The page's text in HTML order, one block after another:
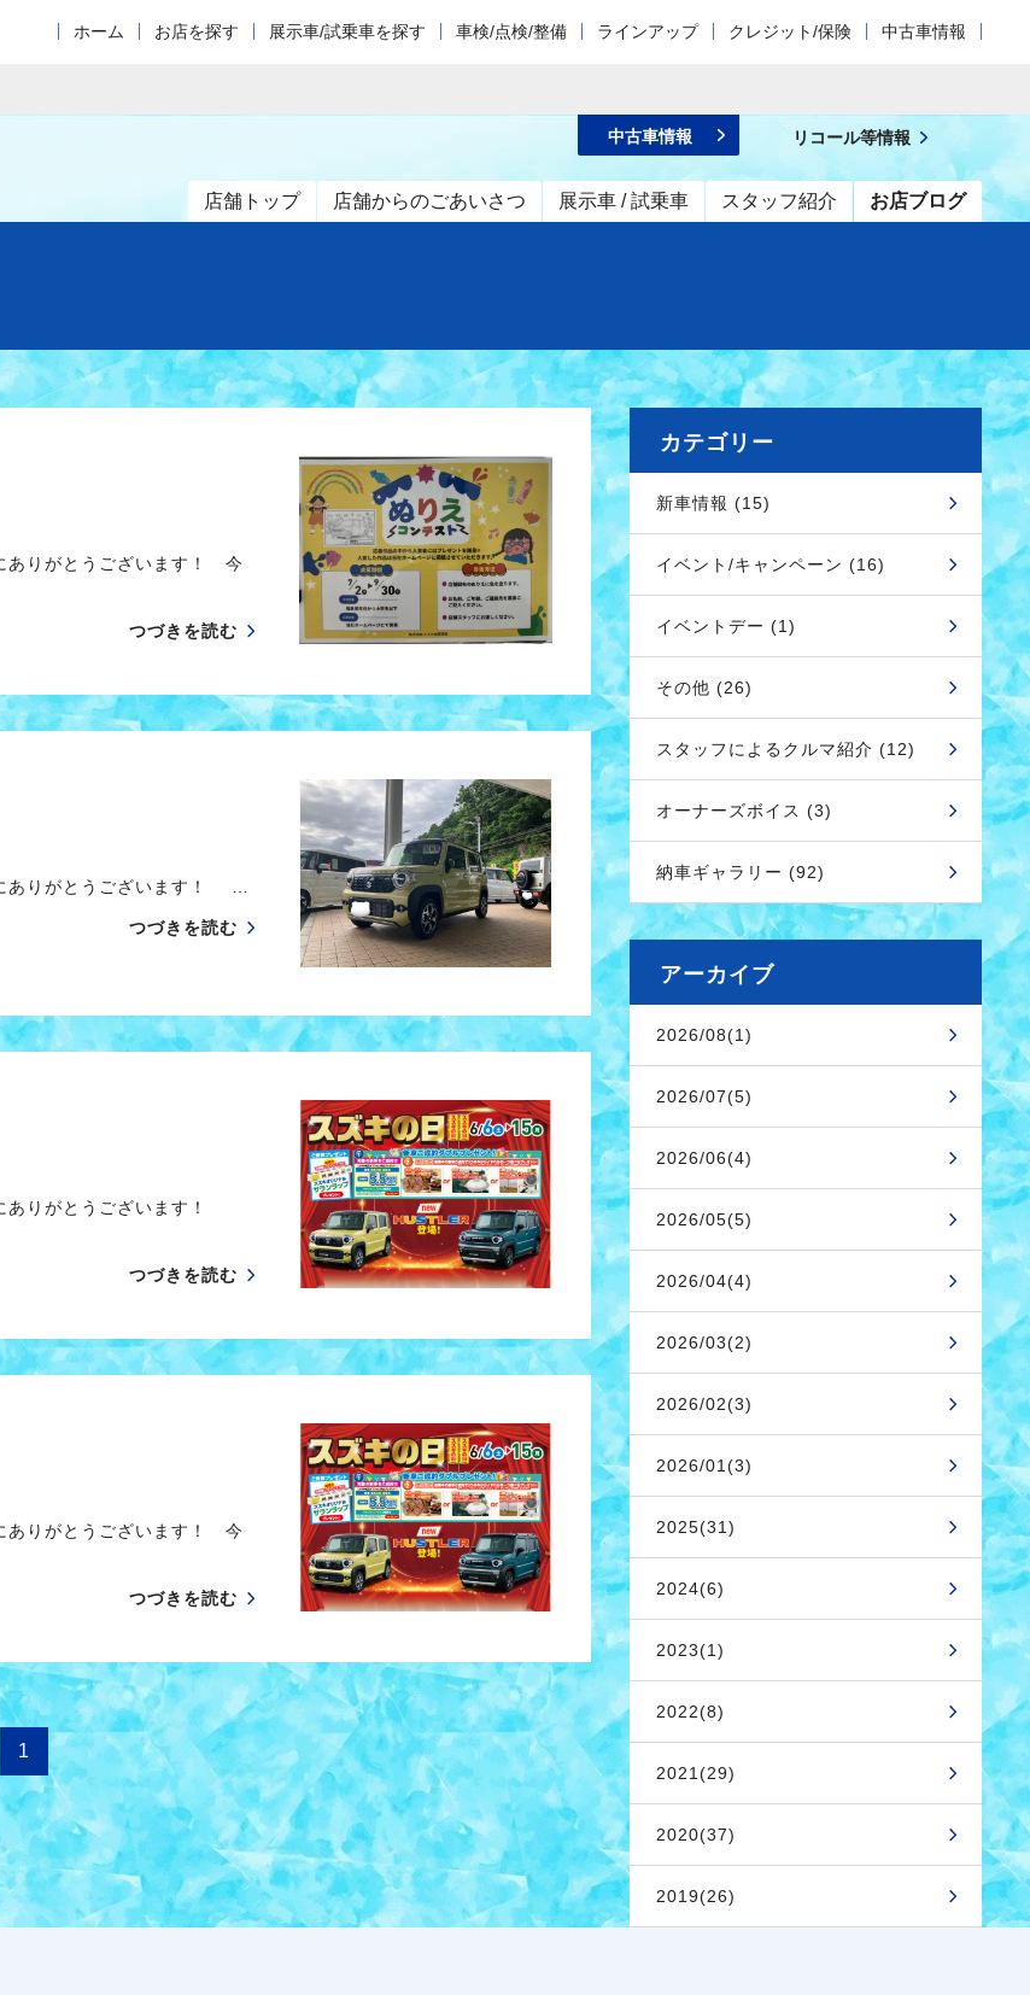
ホーム お店を探す 展示車/試乗車を探す 車検/点検/整備 ラインアップ クレジット/保険 中古車情報
店舗トップ 店舗からのごあいさつ 展示車 / 試乗車 スタッフ紹介 お店ブログ
中古車情報 リコール等情報
ありがとうございます！ 今
つづきを読む
ありがとうございます！ …
つづきを読む
ありがとうございます！
つづきを読む
ありがとうございます！ 今
つづきを読む
1
カテゴリー
新車情報 (15)
イベント/キャンペーン (16)
イベントデー (1)
その他 (26)
スタッフによるクルマ紹介 (12)
オーナーズボイス (3)
納車ギャラリー (92)
アーカイブ
2026/08(1)
2026/07(5)
2026/06(4)
2026/05(5)
2026/04(4)
2026/03(2)
2026/02(3)
2026/01(3)
2025(31)
2024(6)
2023(1)
2022(8)
2021(29)
2020(37)
2019(26)